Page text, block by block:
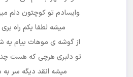
وایسادم تو کوچتون دلم
میشه لطفا یکم راه
از گوشه ی موهات بیام یه
تو دلبری هرچی که هست
میشه انقد دیگه سر به